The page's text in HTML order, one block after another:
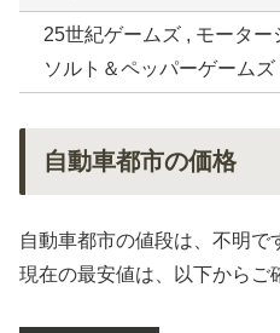
25世紀ゲームズ , モータ
ソルト＆ペッパーゲームズ
自動車都市の価格
自動車都市の値段は、不明で
現在の最安値は、以下からご